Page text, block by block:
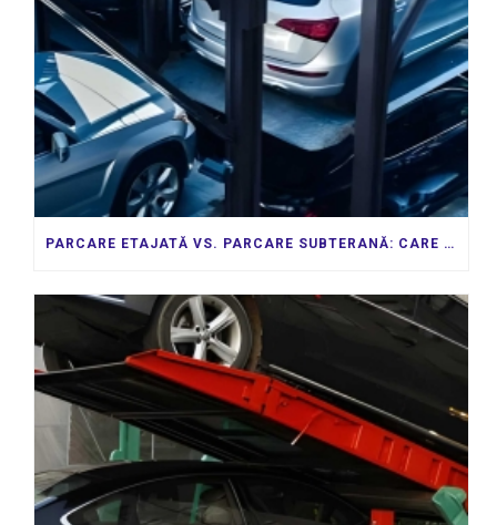
PARCARE ETAJATĂ VS. PARCARE SUBTERANĂ: CARE ESTE CEA MAI BUNĂ INVESTIȚIE?